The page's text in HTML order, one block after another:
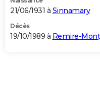
21/06/1931 à Sinnamary
Décès
19/10/1989 à Remire-